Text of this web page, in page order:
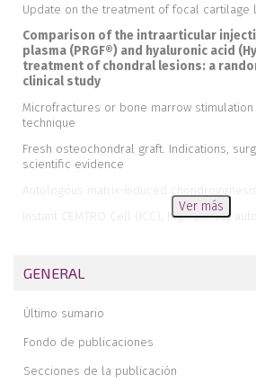
Update on the treatment of focal cartilage
Comparison of the intraarticular
plasma (PRGF®) and hyaluronic acid
treatment of chondral lesions: a
clinical study
Microfractures or bone marrow
technique
Fresh osteochondral graft. Indications,
scientific evidence
Autologous matrix-induced chondrogenesis
Instant CEMTRO Cell (ICC), high density
Autologous chondrocyte implant surgery of
Full thickness chondral ulcers of the
Ver más
GENERAL
Último sumario
Fondo de publicaciones
Secciones de la publicación